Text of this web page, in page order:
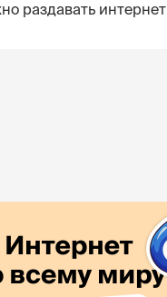
раздавать интернет